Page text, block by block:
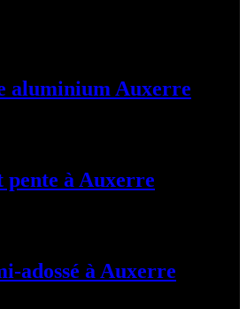
aluminium Auxerre
à Auxerre
adossé à Auxerre